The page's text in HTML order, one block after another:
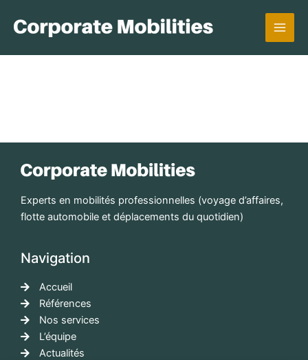
Experts en mobilités professionnelles (voyage d’affaires,
flotte automobile et déplacements du quotidien)
Navigation
Accueil
Références
Nos services
L’équipe
Actualités